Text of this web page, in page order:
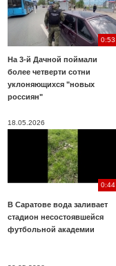
0:53
На 3-й Дачной поймали
более четверти сотни
уклоняющихся "новых
россиян"
18.05.2026
0:44
В Саратове вода заливает
стадион несостоявшейся
футбольной академии